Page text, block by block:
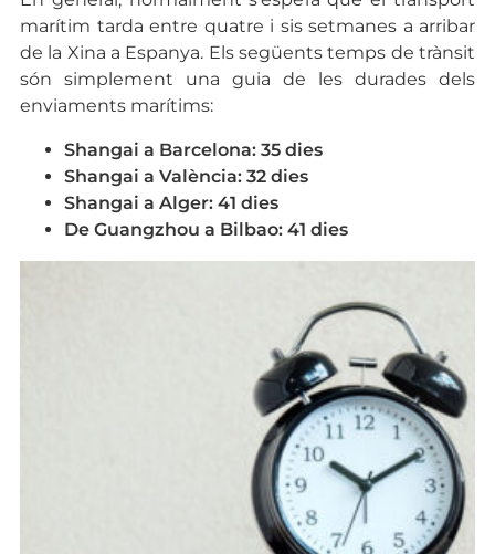
marítim tarda entre quatre i sis setmanes a arribar
de la Xina a Espanya. Els següents temps de trànsit
són simplement una guia de les durades dels
enviaments marítims:
Shangai a Barcelona: 35 dies
Shangai a València: 32 dies
Shangai a Alger: 41 dies
De Guangzhou a Bilbao: 41 dies